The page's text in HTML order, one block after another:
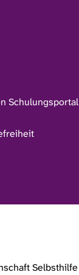
Schulungsportal
Selbsthilfe